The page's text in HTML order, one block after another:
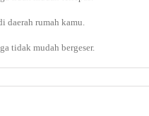
rumah kamu.
tidak mudah bergeser.